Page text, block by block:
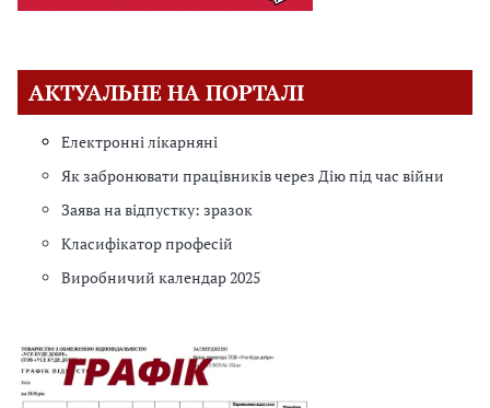
АКТУАЛЬНЕ НА ПОРТАЛІ
Електронні лікарняні
Як забронювати працівників через Дію під час війни
Заява на відпустку: зразок
Класифікатор професій
Виробничий календар 2025